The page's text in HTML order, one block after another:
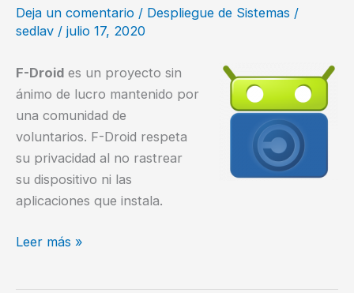
Deja un comentario / Despliegue de Sistemas /
sedlav / julio 17, 2020
F-Droid es un proyecto sin
ánimo de lucro mantenido por
una comunidad de
voluntarios. F-Droid respeta
su privacidad al no rastrear
su dispositivo ni las
aplicaciones que instala.
F-
Leer más »